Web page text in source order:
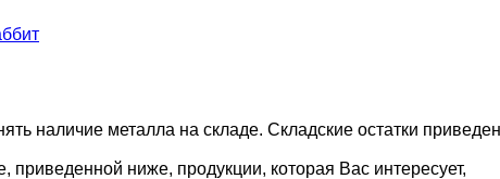
наличие металла на складе. Складские остатки
ниже, продукции, которая Вас интересует,